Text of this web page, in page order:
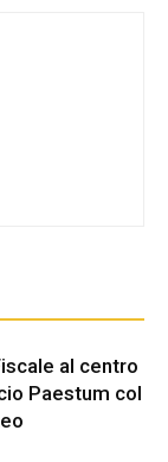
al centro
Paestum col